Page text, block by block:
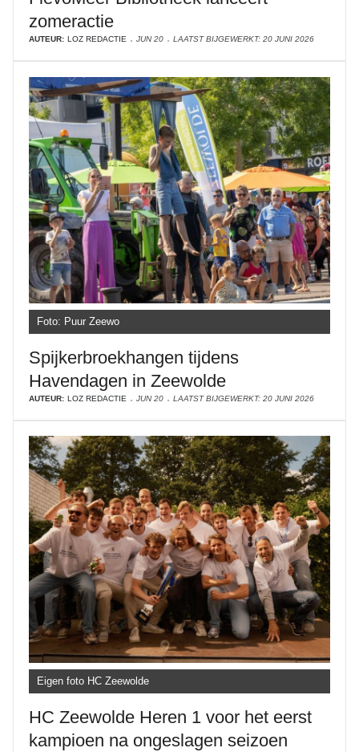
zomeractie
AUTEUR: LOZ REDACTIE JUN 20 LAATST BIJGEWERKT: 20 JUNI 2026
Foto: Puur Zeewo
Spijkerbroekhangen tijdens
Havendagen in Zeewolde
AUTEUR: LOZ REDACTIE JUN 20 LAATST BIJGEWERKT: 20 JUNI 2026
Eigen foto HC Zeewolde
HC Zeewolde Heren 1 voor het eerst
kampioen na ongeslagen seizoen